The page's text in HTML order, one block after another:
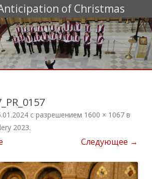
of Christmas
с разрешением 1600 × 1067 в
2023.
Следующее →